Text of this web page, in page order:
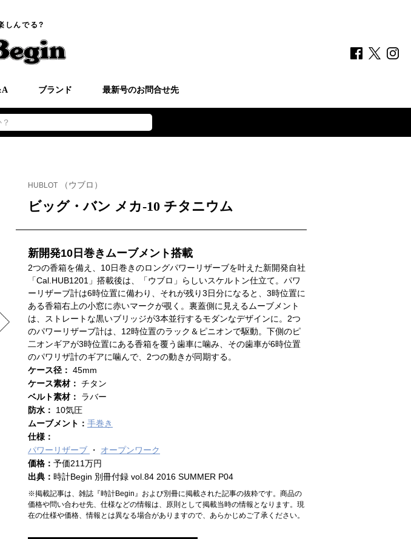
しんでる?
ブランド 最新号のお問合せ先
HUBLOT （ウブロ）
ビッグ・バン メカ-10 チタニウム
新開発10日巻きムーブメント搭載
2つの香箱を備え、10日巻きのロングパワーリザーブを叶えた新開発自社
「Cal.HUB1201」搭載後は、「ウブロ」らしいスケルトン仕立て。パワ
ーリザーブ計は6時位置に備わり、それが残り3日分になると、3時位置に
ある香箱右上の小窓に赤いマークが覗く。裏蓋側に見えるムーブメント
は、ストレートな黒いブリッジが3本並行するモダンなデザインに。2つ
のパワーリザーブ計は、12時位置のラック＆ピニオンで駆動。下側のピ
二オンギアが3時位置にある香箱を覆う歯車に噛み、その歯車が6時位置
のパワリザ計のギアに噛んで、2つの動きが同期する。
ケース径： 45mm
ケース素材： チタン
ベルト素材： ラバー
防水： 10気圧
ムーブメント： 手巻き
仕様：
パワーリザーブ
オープンワーク
価格： 予価211万円
出典： 時計Begin 別冊付録 vol.84 2016 SUMMER P04
※掲載記事は、雑誌『時計Begin』および別冊に掲載された記事の抜粋です。商品の
価格や問い合わせ先、仕様などの情報は、原則として掲載当時の情報となります。現
在の仕様や価格、情報とは異なる場合がありますので、あらかじめご了承ください。